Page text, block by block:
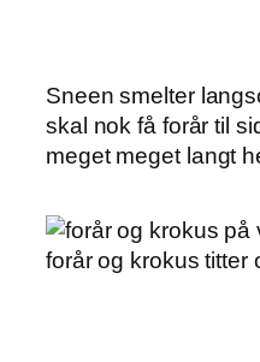
Sneen smelter
skal nok få forår til
meget meget langt
forår og krokus titter